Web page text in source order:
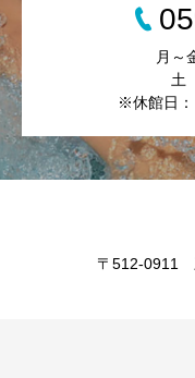
月～
土
※休館日：
〒512-0911